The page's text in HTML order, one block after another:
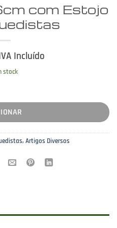
com Estojo
Incluído
stock
Estojo - Paraquedistas
, Artigos Diversos